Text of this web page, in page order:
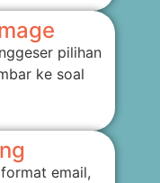
pilihan
ke soal
email,